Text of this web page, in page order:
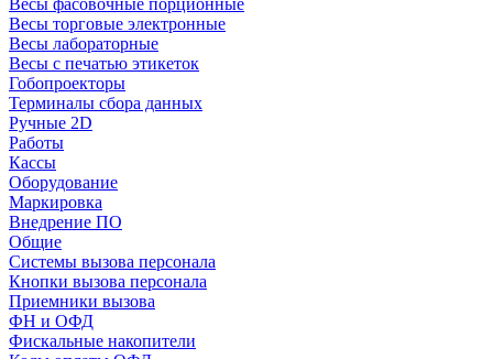
Весы фасовочные порционные
Весы торговые электронные
Весы лабораторные
Весы с печатью этикеток
Гобопроекторы
Терминалы сбора данных
Ручные 2D
Работы
Кассы
Оборудование
Маркировка
Внедрение ПО
Общие
Системы вызова персонала
Кнопки вызова персонала
Приемники вызова
ФН и ОФД
Фискальные накопители